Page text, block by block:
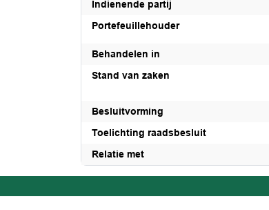
Indienende partij
Portefeuillehouder
Behandelen in
Stand van zaken
Besluitvorming
Toelichting raadsbesluit
Relatie met